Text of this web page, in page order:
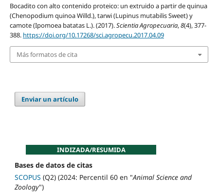
Bocadito con alto contenido proteico: un extruido a partir de quinua
(Chenopodium quinoa Willd.), tarwi (Lupinus mutabilis Sweet) y
camote (Ipomoea batatas L.). (2017).Scientia Agropecuaria,8(4), 377-
388. https://doi.org/10.17268/sci.agropecu.2017.04.09
Más formatos de cita
Enviar un artículo
INDIZADA/RESUMIDA
Bases de datos de citas
SCOPUS (Q2) (2024: Percentil 60 en "Animal Science and
Zoology")